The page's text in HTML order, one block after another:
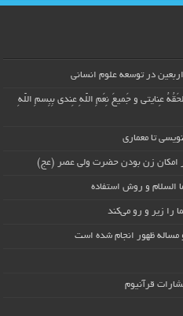
در توسعه علوم انسانی
عِنایتی و جَمیعَ نِعَمِ اللّهِ عِندی بِبِسمِ اللّهِ
تا معماری
بر امکان زن بودن حضرت ولی عصر (عج)
السلام و روش استفاده
زیر و رو می‌کند
مساله ظهور انجام شده است
قرآنیوم